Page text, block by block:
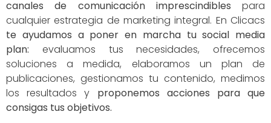
canales de comunicación imprescindibles para
cualquier estrategia de marketing integral. En Clicacs
te ayudamos a poner en marcha tu social media
plan: evaluamos tus necesidades, ofrecemos
soluciones a medida, elaboramos un plan de
publicaciones, gestionamos tu contenido, medimos
los resultados y proponemos acciones para que
consigas tus objetivos.